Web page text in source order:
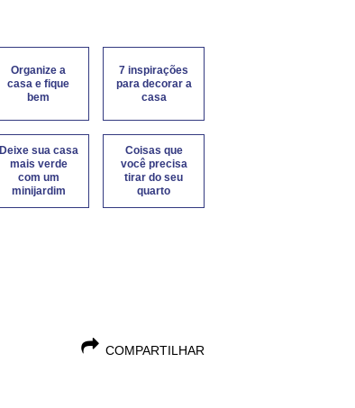
Organize a
casa e fique
bem
7 inspirações
para decorar a
casa
Deixe sua casa
mais verde
com um
minijardim
Coisas que
você precisa
tirar do seu
quarto
COMPARTILHAR